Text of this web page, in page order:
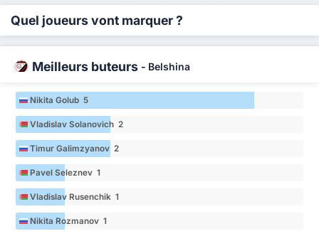
Quel joueurs vont marquer ?
Meilleurs buteurs - Belshina
Nikita Golub 5
Vladislav Solanovich 2
Timur Galimzyanov 2
Pavel Seleznev 1
Vladislav Rusenchik 1
Nikita Rozmanov 1